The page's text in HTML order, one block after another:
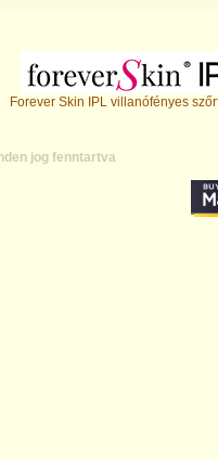
Forever Skin IPL villanófényes
jog fenntartva